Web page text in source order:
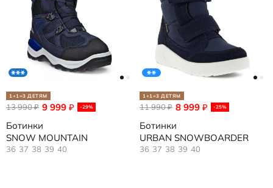
1+1=3 ДЕТЯМ
9 999 ₽ -29%
13 990₽
Ботинки
SNOW MOUNTAIN
36 37 38 39 40
1+1=3 ДЕТЯМ
8 999 ₽ -25%
11 990₽
Ботинки
URBAN SNOWBOARDER
36 37 38 39 40